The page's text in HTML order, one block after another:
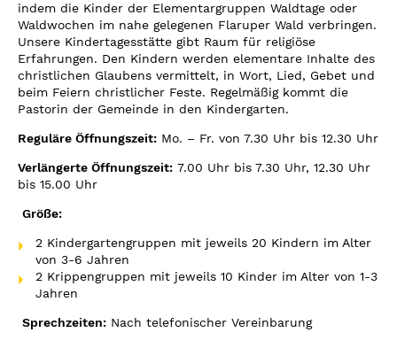
indem die Kinder der Elementargruppen Waldtage oder
Waldwochen im nahe gelegenen Flaruper Wald verbringen.
Unsere Kindertagesstätte gibt Raum für religiöse
Erfahrungen. Den Kindern werden elementare Inhalte des
christlichen Glaubens vermittelt, in Wort, Lied, Gebet und
beim Feiern christlicher Feste. Regelmäßig kommt die
Pastorin der Gemeinde in den Kindergarten.
Reguläre Öffnungszeit: Mo. – Fr. von 7.30 Uhr bis 12.30 Uhr
Verlängerte Öffnungszeit: 7.00 Uhr bis 7.30 Uhr, 12.30 Uhr
bis 15.00 Uhr
Größe:
2 Kindergartengruppen mit jeweils 20 Kindern im Alter
von 3-6 Jahren
2 Krippengruppen mit jeweils 10 Kinder im Alter von 1-3
Jahren
Sprechzeiten: Nach telefonischer Vereinbarung